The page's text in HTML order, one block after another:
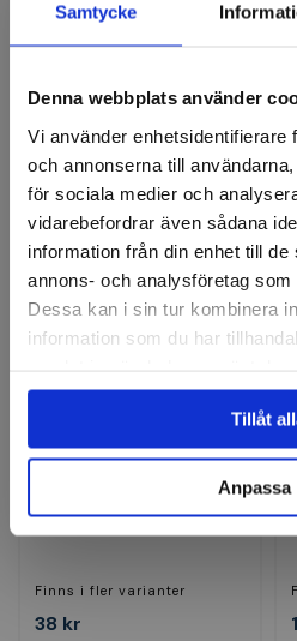
Samtycke
Denna webbplats använder
Vi använder enhetsidentifierare
och annonserna till
för sociala medier och
vidarebefordrar även sådana
information från din enhet till
annons- och analysföretag som
Dessa kan i sin tur kombinera
information som du har
Tillåt
Anpassa
Hylsa 3/8" 6-kant
Finns i fler varianter
115 kr
Finns i lager
Visa
Hylsa 3/8" 6-kant
Finns i fler varianter
38 kr